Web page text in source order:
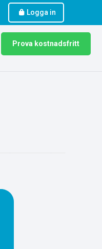
Logga in
Prova kostnadsfritt